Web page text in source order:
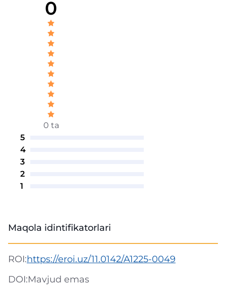
0
0 ta
5
4
3
2
1
Maqola idintifikatorlari
ROI:https://eroi.uz/11.0142/A1225-0049
DOI:Mavjud emas